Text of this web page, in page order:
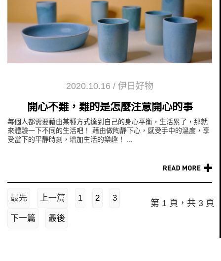
2020.10.16 / 伊日好物
開心不難，難的是怎麼注意開心的事
每個人都需要藉由某種方式達到自己的身心平衡，生活累了，那就
來體驗一下不同的生活吧！ 藉由做陶靜下心，感受手中的溫度，享
受當下的平靜時刻，增加生活的樂趣！ ...
第 1 頁，共 3 頁
最先 上一篇 1 2 3
下一篇 最後